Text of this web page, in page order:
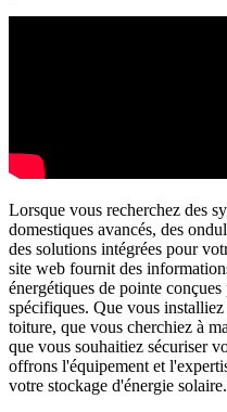
Lorsque vous recherchez des
domestiques avancés, des
des solutions intégrées pour
site web fournit des
énergétiques de pointe
spécifiques. Que vous
toiture, que vous cherchiez à
que vous souhaitiez sécuriser
offrons l'équipement et
votre stockage d'énergie solaire.